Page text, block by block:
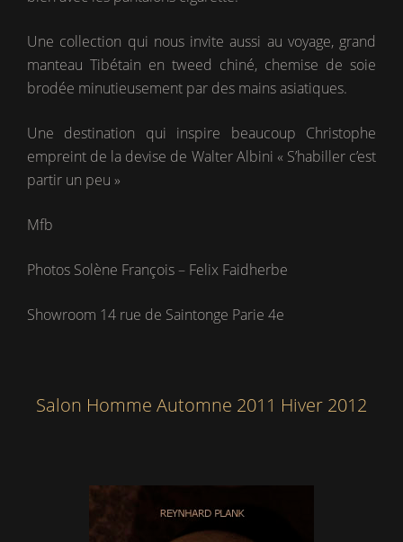
Une collection qui nous invite aussi au voyage, grand
manteau Tibétain en tweed chiné, chemise de soie
brodée minutieusement par des mains asiatiques.
Une destination qui inspire beaucoup Christophe
empreint de la devise de Walter Albini « S’habiller c’est
partir un peu »
Mfb
Photos Solène François – Felix Faidherbe
Showroom 14 rue de Saintonge Parie 4e
Salon Homme Automne 2011 Hiver 2012